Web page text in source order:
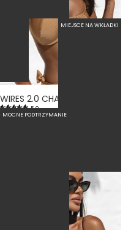
5.0
269,00 zł
MIEJSCE NA WKŁADKI
MOCNE PODTRZYMANIE